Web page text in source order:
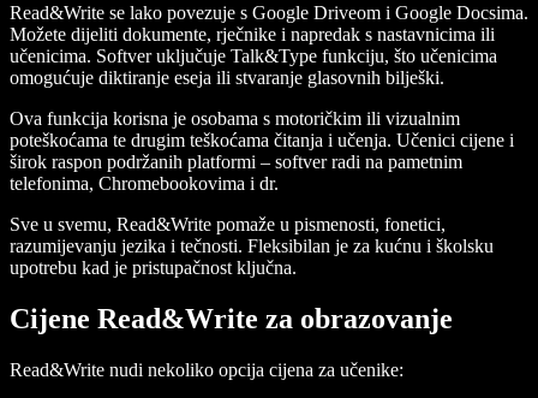
Read&Write se lako povezuje s Google Driveom i Google Docsima.
Možete dijeliti dokumente, rječnike i napredak s nastavnicima ili
učenicima. Softver uključuje Talk&Type funkciju, što učenicima
omogućuje diktiranje eseja ili stvaranje glasovnih bilješki.
Ova funkcija korisna je osobama s motoričkim ili vizualnim
poteškoćama te drugim teškoćama čitanja i učenja. Učenici cijene i
širok raspon podržanih platformi – softver radi na pametnim
telefonima, Chromebookovima i dr.
Sve u svemu, Read&Write pomaže u pismenosti, fonetici,
razumijevanju jezika i tečnosti. Fleksibilan je za kućnu i školsku
upotrebu kad je pristupačnost ključna.
Cijene Read&Write za obrazovanje
Read&Write nudi nekoliko opcija cijena za učenike: